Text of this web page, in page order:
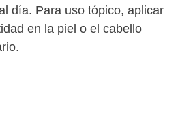
día. Para uso tópico, aplicar
en la piel o el cabello